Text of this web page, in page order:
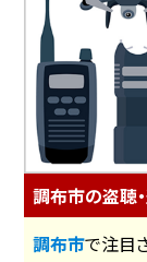
調布市の盗聴
調布市で注目